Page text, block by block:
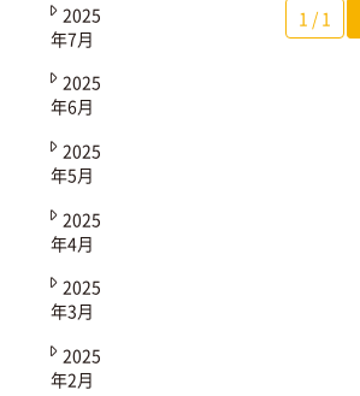
1 / 1
2025
年7月
2025
年6月
2025
年5月
2025
年4月
2025
年3月
2025
年2月